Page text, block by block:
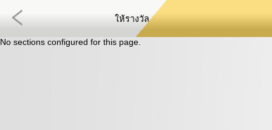
ให้รางวัล
No sections configured for this page.